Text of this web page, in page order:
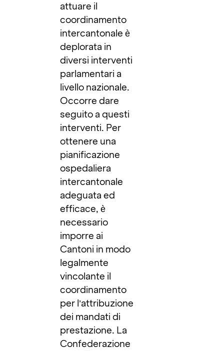
attuare il
coordinamento
intercantonale è
deplorata in
diversi interventi
parlamentari a
livello nazionale.
Occorre dare
seguito a questi
interventi. Per
ottenere una
pianificazione
ospedaliera
intercantonale
adeguata ed
efficace, è
necessario
imporre ai
Cantoni in modo
legalmente
vincolante il
coordinamento
per l’attribuzione
dei mandati di
prestazione. La
Confederazione